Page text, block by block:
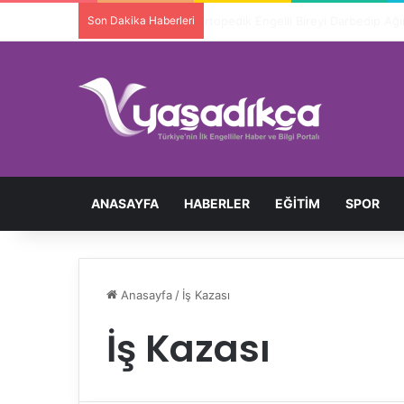
Son Dakika Haberleri
ANASAYFA HABERLER EĞITIM SPOR
Anasayfa / İş Kazası
İş Kazası